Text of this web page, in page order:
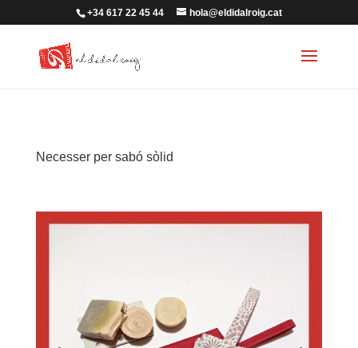
+34 617 22 45 44 hola@eldidalroig.cat
Necesser per sabó sòlid